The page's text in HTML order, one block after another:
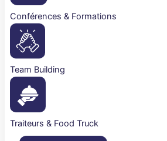
Conférences & Formations
Team Building
Traiteurs & Food Truck